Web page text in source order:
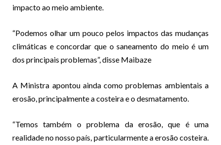
impacto ao meio ambiente.
“Podemos olhar um pouco pelos impactos das mudanças
climáticas e concordar que o saneamento do meio é um
dos principais problemas”, disse Maibaze
A Ministra apontou ainda como problemas ambientais a
erosão, principalmente a costeira e o desmatamento.
“Temos também o problema da erosão, que é uma
realidade no nosso país, particularmente a erosão costeira.